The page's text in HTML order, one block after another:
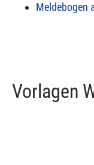
Meldebogen
Vorlagen